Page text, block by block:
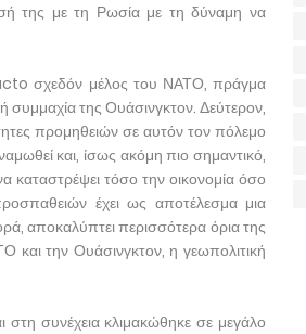
της με τη Ρωσία με τη δύναμη να
σχεδόν μέλος του ΝΑΤΟ, πράγμα
συμμαχία της Ουάσινγκτον. Δεύτερον,
προμηθειών σε αυτόν τον πόλεμο
και, ίσως ακόμη πιο σημαντικό,
καταστρέψει τόσο την οικονομία όσο
έχει ως αποτέλεσμα μια
αποκαλύπτει περισσότερα όρια της
και την Ουάσινγκτον, η γεωπολιτική
στη συνέχεια κλιμακώθηκε σε μεγάλο